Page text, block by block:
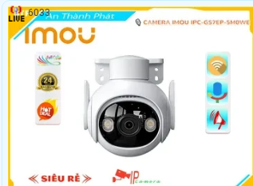
khả năng phát hiện phân biệt người phương tiện
một cách chính xác, bên cạnh đó là tầm nhìn ban
đêm có màu sắc chân thực.
6033